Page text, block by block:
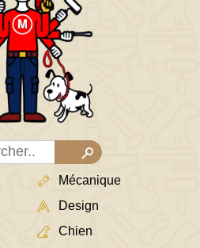
Mécanique
Design
Chien